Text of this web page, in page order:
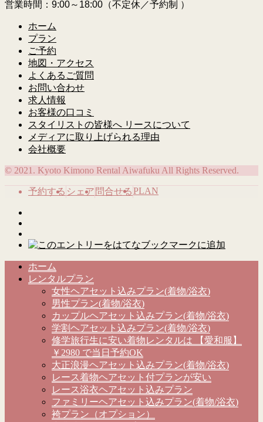
営業時間：9:00～18:00（不定休／予約制 ）
ホーム
プラン
ご予約
地図・アクセス
よくあるご質問
お問い合わせ
求人情報
お客様の口コミ
スタイリストの皆様へ リースについて
メディアに取り上げられる理由
会社概要
© 2021. Kyoto Kimono Rental Aiwafuku All Rights Reserved.
予約する シェア 問合せるPLAN
ホーム
レンタルプラン
女性ヘアセット込みプラン(着物/浴衣)
男性プラン(着物/浴衣)
カップルヘアセット込みプラン(着物/浴衣)
学割ヘアセット込みプラン(着物/浴衣)
修学旅行生に安い着物レンタルは 【愛和服】
￥2980 で当日予約OK
大正浪漫ヘアセット込みプラン(着物/浴衣)
レース着物ヘアセット付プランが安い
レース浴衣ヘアセット込みプラン
ファミリーヘアセット込みプラン(着物/浴衣)
袴プラン（オプション）